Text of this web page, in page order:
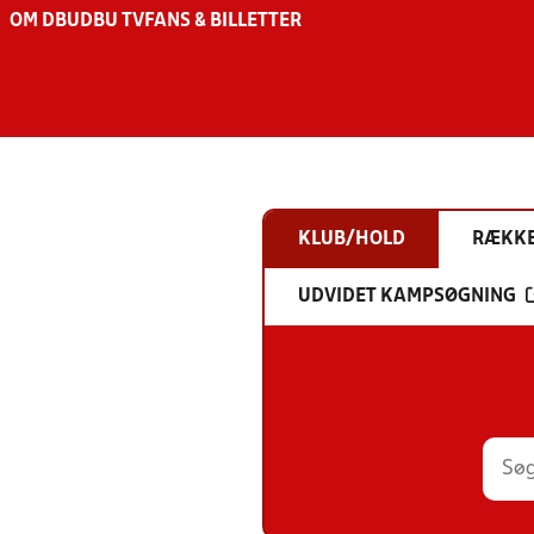
OM DBU DBU TV FANS & BILLETTER
KLUB/HOLD
UDVIDET KAMPSØGNING